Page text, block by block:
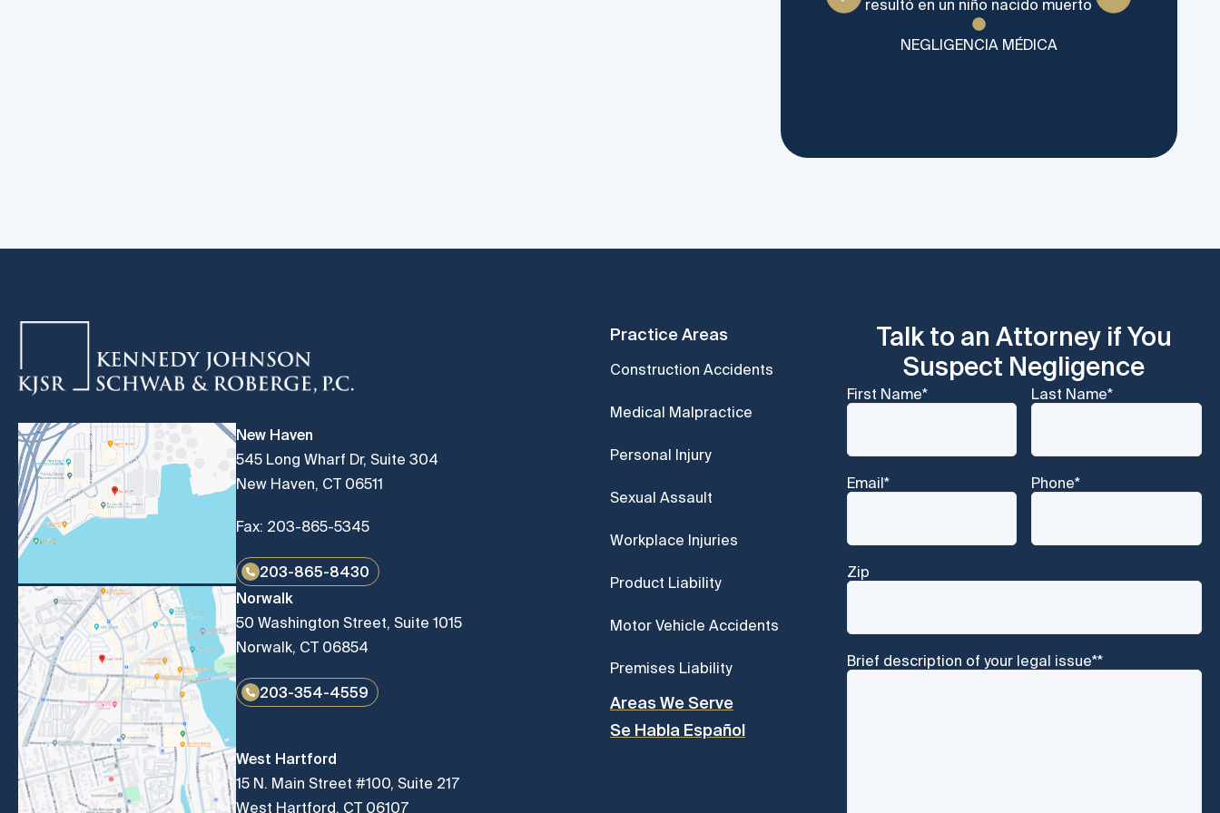
resultó en un niño nacido muerto
NEGLIGENCIA MÉDICA
New Haven
545 Long Wharf Dr, Suite 304
New Haven, CT 06511
Fax: 203-865-5345
203-865-8430
Norwalk
50 Washington Street, Suite 1015
Norwalk, CT 06854
203-354-4559
West Hartford
15 N. Main Street #100, Suite 217
West Hartford, CT 06107
Practice Areas
Construction Accidents
Medical Malpractice
Personal Injury
Sexual Assault
Workplace Injuries
Product Liability
Motor Vehicle Accidents
Premises Liability
Areas We Serve
Se Habla Español
Talk to an Attorney if You
Suspect Negligence
First Name* Last Name*
Email* Phone*
Zip
Brief description of your legal issue**